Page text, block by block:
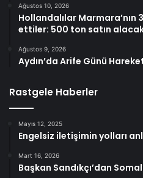
Ağustos 10, 2026
Hollandalılar Marmara’nın
ettiler: 500 ton satın
Ağustos 9, 2026
Aydın’da Arife Günü
Rastgele Haberler
Mayıs 12, 2025
Engelsiz iletişimin yolları
Mart 16, 2026
Başkan Sandıkçı’dan